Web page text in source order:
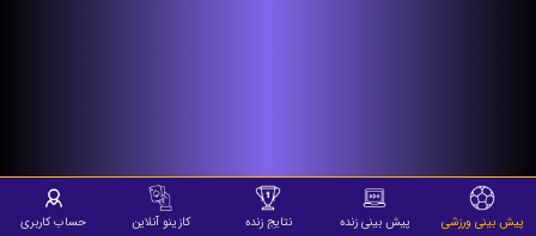
پیش بینی ورزشی پیش بینی زنده نتایج زنده کازینو آنلاین حساب کاربری